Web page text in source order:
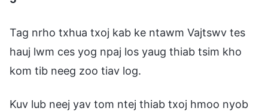
Tag nrho txhua txoj kab ke ntawm Vajtswv tes
hauj lwm ces yog npaj los yaug thiab tsim kho
kom tib neeg zoo tiav log.
Kuv lub neej yav tom ntej thiab txoj hmoo nyob